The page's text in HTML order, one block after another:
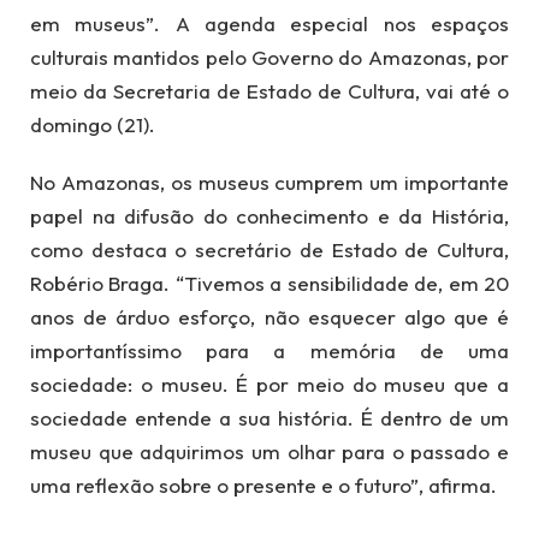
em museus”. A agenda especial nos espaços
culturais mantidos pelo Governo do Amazonas, por
meio da Secretaria de Estado de Cultura, vai até o
domingo (21).
No Amazonas, os museus cumprem um importante
papel na difusão do conhecimento e da História,
como destaca o secretário de Estado de Cultura,
Robério Braga. “Tivemos a sensibilidade de, em 20
anos de árduo esforço, não esquecer algo que é
importantíssimo para a memória de uma
sociedade: o museu. É por meio do museu que a
sociedade entende a sua história. É dentro de um
museu que adquirimos um olhar para o passado e
uma reflexão sobre o presente e o futuro”, afirma.